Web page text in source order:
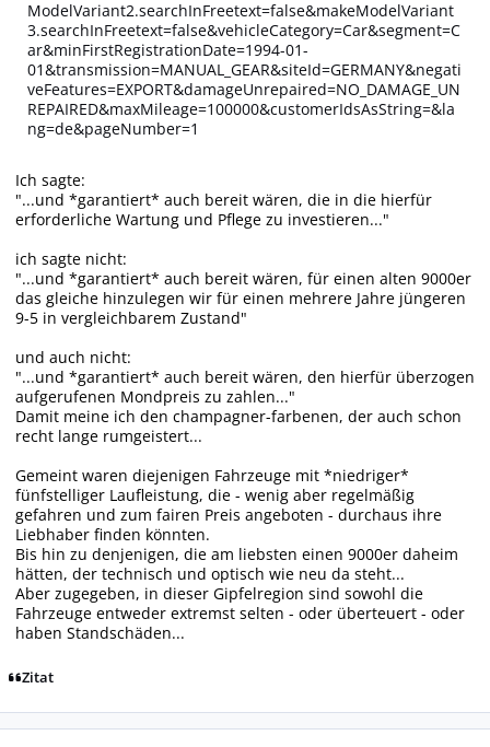
ModelVariant2.searchInFreetext=false&makeModelVariant
3.searchInFreetext=false&vehicleCategory=Car&segment=C
ar&minFirstRegistrationDate=1994-01-
01&transmission=MANUAL_GEAR&siteId=GERMANY&negati
veFeatures=EXPORT&damageUnrepaired=NO_DAMAGE_UN
REPAIRED&maxMileage=100000&customerIdsAsString=&la
ng=de&pageNumber=1
Ich sagte:
"...und *garantiert* auch bereit wären, die in die hierfür
erforderliche Wartung und Pflege zu investieren..."
ich sagte nicht:
"...und *garantiert* auch bereit wären, für einen alten 9000er
das gleiche hinzulegen wir für einen mehrere Jahre jüngeren
9-5 in vergleichbarem Zustand"
und auch nicht:
"...und *garantiert* auch bereit wären, den hierfür überzogen
aufgerufenen Mondpreis zu zahlen..."
Damit meine ich den champagner-farbenen, der auch schon
recht lange rumgeistert...
Gemeint waren diejenigen Fahrzeuge mit *niedriger*
fünfstelliger Laufleistung, die - wenig aber regelmäßig
gefahren und zum fairen Preis angeboten - durchaus ihre
Liebhaber finden könnten.
Bis hin zu denjenigen, die am liebsten einen 9000er daheim
hätten, der technisch und optisch wie neu da steht...
Aber zugegeben, in dieser Gipfelregion sind sowohl die
Fahrzeuge entweder extremst selten - oder überteuert - oder
haben Standschäden...
Zitat